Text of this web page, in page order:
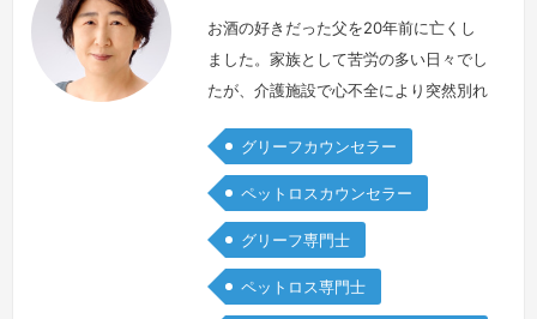
お酒の好きだった父を20年前に亡くし
ました。家族として苦労の多い日々でし
たが、介護施設で心不全により突然別れ
こす事なく人生を終えてくれたことに、
私はどこか安堵も覚えました。後にグリ
ーフケアを学ぶ中で、父の飲酒の背景に
は生後2ヶ月で長女を失った深い哀しみ
や、夫婦としての葛藤があったのだと理
解する事ができました。大切な存在を亡
グリーフカウンセラー
ペットロスカウンセラー
グリーフ専門士
ペットロス専門士